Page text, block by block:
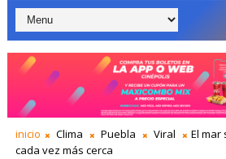
inicio Clima Puebla Viral
El mar
cada vez más cerca